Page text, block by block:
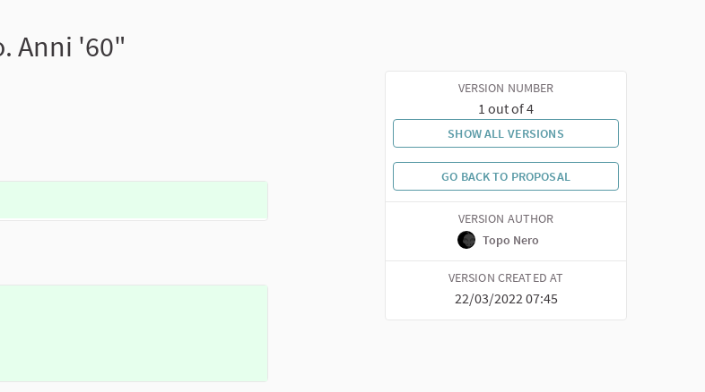
Anni '60"
VERSION NUMBER
1 out of 4
SHOW ALL VERSIONS
GO BACK TO PROPOSAL
VERSION AUTHOR
Topo Nero
VERSION CREATED AT
22/03/2022 07:45